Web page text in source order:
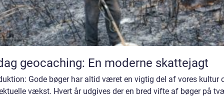
geocaching: En moderne skattejagt
Gode bøger har altid været en vigtig del af vores kultur
vækst. Hvert år udgives der en bred vifte af bøger på